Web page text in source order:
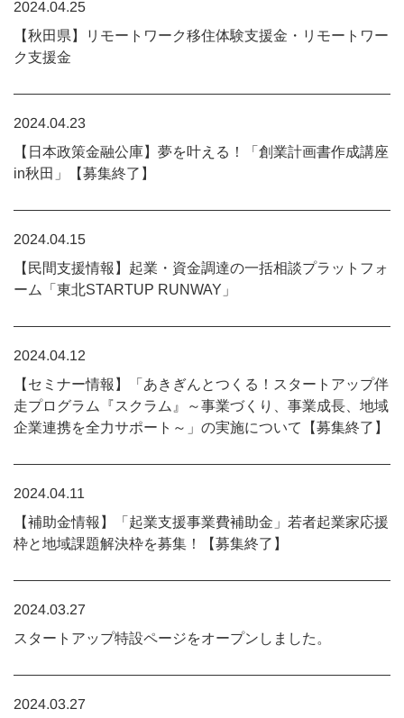
2024.04.25
【秋田県】リモートワーク移住体験支援金・リモートワー
ク支援金
2024.04.23
【日本政策金融公庫】夢を叶える！「創業計画書作成講座
in秋田」【募集終了】
2024.04.15
【民間支援情報】起業・資金調達の一括相談プラットフォ
ーム「東北STARTUP RUNWAY」
2024.04.12
【セミナー情報】「あきぎんとつくる！スタートアップ伴
走プログラム『スクラム』～事業づくり、事業成長、地域
企業連携を全力サポート～」の実施について【募集終了】
2024.04.11
【補助金情報】「起業支援事業費補助金」若者起業家応援
枠と地域課題解決枠を募集！【募集終了】
2024.03.27
スタートアップ特設ページをオープンしました。
2024.03.27